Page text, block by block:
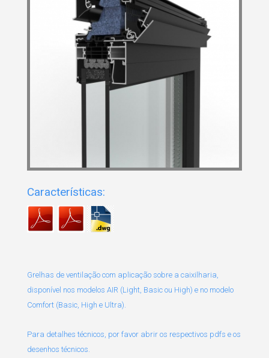
Características:
Grelhas de ventilação com aplicação sobre a caixilharia,
disponível nos modelos AIR (Light, Basic ou High) e no modelo
Comfort (Basic, High e Ultra).
Para detalhes técnicos, por favor abrir os respectivos pdfs e os
desenhos técnicos.